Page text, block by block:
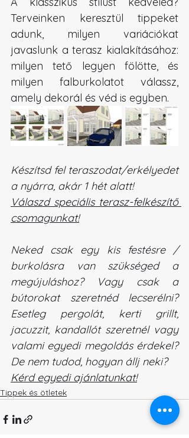
Terveinken keresztül tippeket
adunk, milyen variációkat
javaslunk a terasz kialakításához:
milyen tető legyen fölötte, és
milyen falburkolatot válassz,
amely dekorál és véd is egyben.
Készítsd fel teraszodat/erkélyedet
a nyárra, akár 1 hét alatt!
Válaszd speciális terasz-felkészítő
csomagunkat!
Neked csak egy kis festésre /
burkolásra van szükséged a
megújuláshoz? Vagy csak a
bútorokat szeretnéd lecserélni?
Esetleg pergolát, kerti grillt,
jacuzzit, kandallót szeretnél vagy
valami egyedi megoldás érdekel?
De nem tudod, hogyan állj neki?
Kérd egyedi ajánlatunkat!
Tippek és ötletek